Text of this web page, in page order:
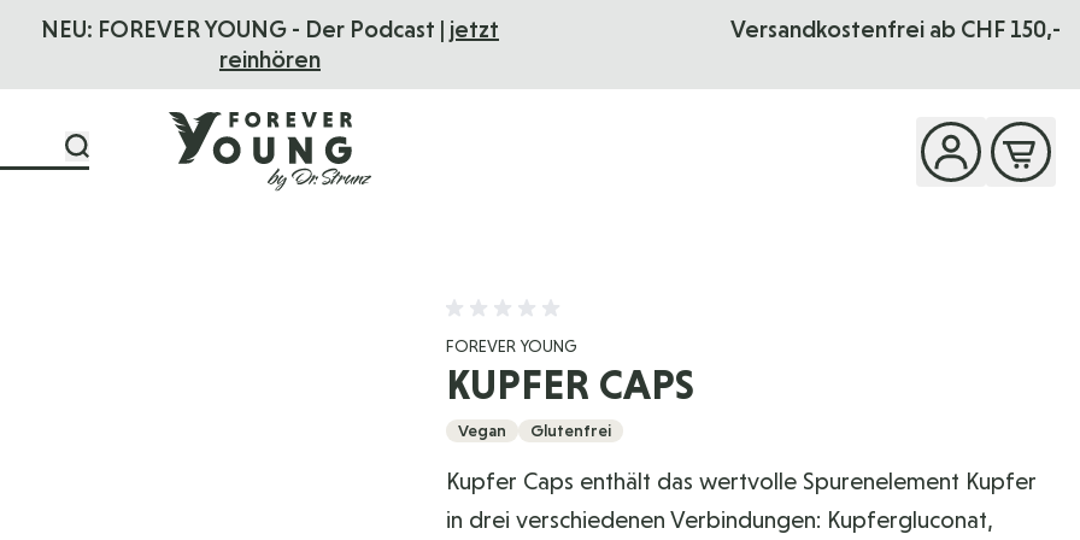
NEU: FOREVER YOUNG - Der Podcast | jetzt
reinhören
Versandkostenfrei ab CHF 150,-
FOREVER YOUNG
KUPFER CAPS
Vegan Glutenfrei
Kupfer Caps enthält das wertvolle Spurenelement Kupfer
in drei verschiedenen Verbindungen: Kupfergluconat,